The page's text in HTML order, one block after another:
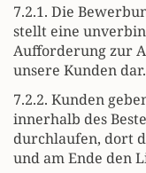
7.2.1. Die
stellt eine
Aufforderung zur
unsere Kunden dar.
7.2.2. Kunden
innerhalb des
durchlaufen, dort
und am Ende den